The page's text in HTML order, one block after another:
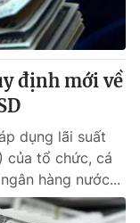
định mới về
dụng lãi suất
của tổ chức, cá
hàng nước...